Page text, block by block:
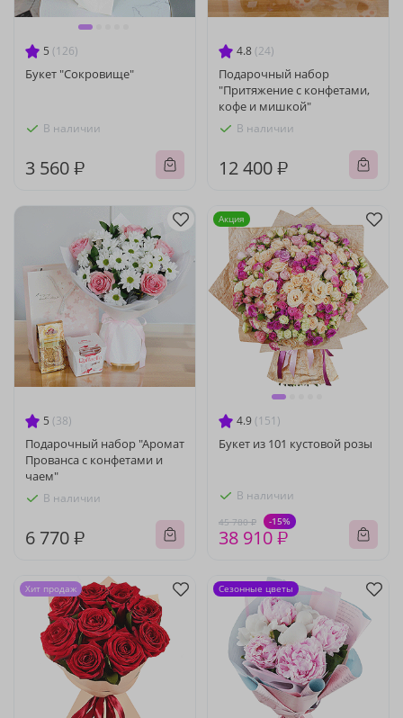
5 (126)
Букет "Сокровище"
В наличии
3 560 ₽
4.8 (24)
Подарочный набор
"Притяжение с конфетами,
кофе и мишкой"
В наличии
12 400 ₽
5 (38)
Подарочный набор "Аромат
Прованса с конфетами и
чаем"
В наличии
6 770 ₽
4.9 (151)
Букет из 101 кустовой розы
В наличии
45 780 ₽ -15%
38 910 ₽
Акция
Хит продаж Сезонные цветы